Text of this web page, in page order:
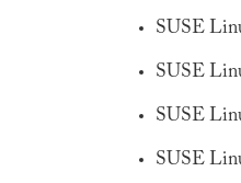
SUSE
SUSE
SUSE
SUSE